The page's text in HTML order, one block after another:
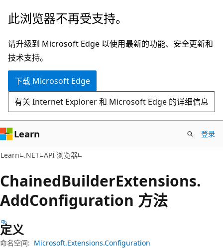
跳
主
要
内
跳
页
内
导
此浏览器不再受支持。
请升级到 Microsoft Edge 以使用最新的功能、安全更新和
技术支持。
下载 Microsoft Edge
有关 Internet Explorer 和 Microsoft Edge 的详细信息
Learn 登录
Learn .NET API 浏览器
ChainedBuilderExtensions.
AddConfiguration 方法
定义
命名空间: Microsoft.Extensions.Configuration